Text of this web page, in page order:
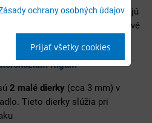
po podlahe. V kobercoch bývajú
podlahe alebo plastové / gumové
Rigum
2 malé dierky (cca 3 mm) v
Tieto dierky slúžia pri
ochrany osobných údajov
Prijať všetky cookies